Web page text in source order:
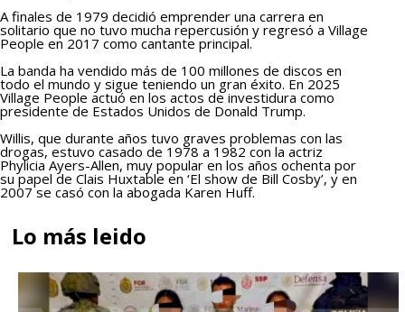
A finales de 1979 decidió emprender una carrera en
solitario que no tuvo mucha repercusión y regresó a Village
People en 2017 como cantante principal.
La banda ha vendido más de 100 millones de discos en
todo el mundo y sigue teniendo un gran éxito. En 2025
Village People actuó en los actos de investidura como
presidente de Estados Unidos de Donald Trump.
Willis, que durante años tuvo graves problemas con las
drogas, estuvo casado de 1978 a 1982 con la actriz
Phylicia Ayers-Allen, muy popular en los años ochenta por
su papel de Clais Huxtable en ‘El show de Bill Cosby’, y en
2007 se casó con la abogada Karen Huff.
Lo más leido